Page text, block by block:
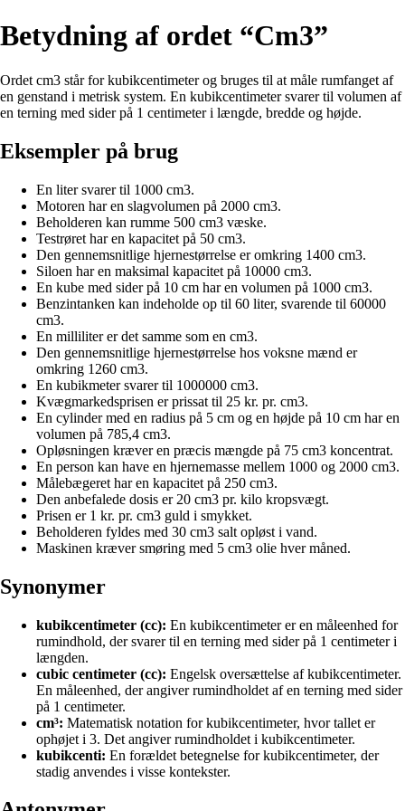
Betydning af ordet “Cm3”
Ordet cm3 står for kubikcentimeter og bruges til at måle rumfanget af
en genstand i metrisk system. En kubikcentimeter svarer til volumen af
en terning med sider på 1 centimeter i længde, bredde og højde.
Eksempler på brug
En liter svarer til 1000 cm3.
Motoren har en slagvolumen på 2000 cm3.
Beholderen kan rumme 500 cm3 væske.
Testrøret har en kapacitet på 50 cm3.
Den gennemsnitlige hjernestørrelse er omkring 1400 cm3.
Siloen har en maksimal kapacitet på 10000 cm3.
En kube med sider på 10 cm har en volumen på 1000 cm3.
Benzintanken kan indeholde op til 60 liter, svarende til 60000
cm3.
En milliliter er det samme som en cm3.
Den gennemsnitlige hjernestørrelse hos voksne mænd er
omkring 1260 cm3.
En kubikmeter svarer til 1000000 cm3.
Kvægmarkedsprisen er prissat til 25 kr. pr. cm3.
En cylinder med en radius på 5 cm og en højde på 10 cm har en
volumen på 785,4 cm3.
Opløsningen kræver en præcis mængde på 75 cm3 koncentrat.
En person kan have en hjernemasse mellem 1000 og 2000 cm3.
Målebægeret har en kapacitet på 250 cm3.
Den anbefalede dosis er 20 cm3 pr. kilo kropsvægt.
Prisen er 1 kr. pr. cm3 guld i smykket.
Beholderen fyldes med 30 cm3 salt opløst i vand.
Maskinen kræver smøring med 5 cm3 olie hver måned.
Synonymer
kubikcentimeter (cc): En kubikcentimeter er en måleenhed for
rumindhold, der svarer til en terning med sider på 1 centimeter i
længden.
cubic centimeter (cc): Engelsk oversættelse af kubikcentimeter.
En måleenhed, der angiver rumindholdet af en terning med sider
på 1 centimeter.
cm³: Matematisk notation for kubikcentimeter, hvor tallet er
ophøjet i 3. Det angiver rumindholdet i kubikcentimeter.
kubikcenti: En forældet betegnelse for kubikcentimeter, der
stadig anvendes i visse kontekster.